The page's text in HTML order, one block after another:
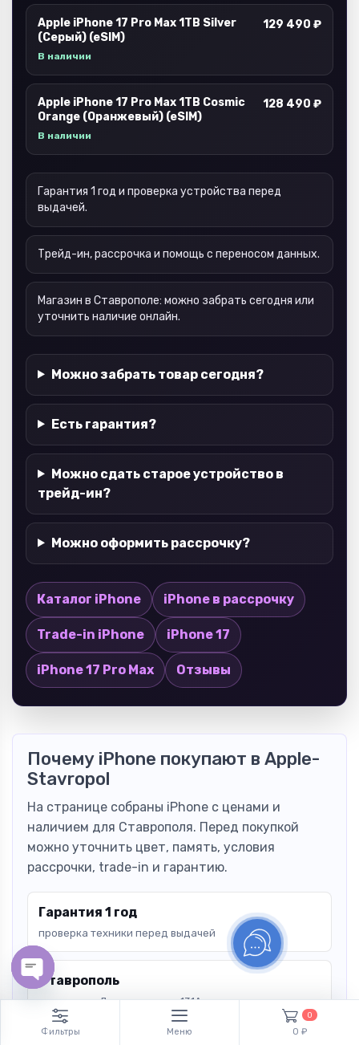
Apple iPhone 17 Pro Max 1TB Silver
(Серый) (eSIM)
В наличии
129 490 ₽
Apple iPhone 17 Pro Max 1TB Cosmic
Orange (Оранжевый) (eSIM)
В наличии
128 490 ₽
Гарантия 1 год и проверка устройства перед
выдачей.
Трейд-ин, рассрочка и помощь с переносом данных.
Магазин в Ставрополе: можно забрать сегодня или
уточнить наличие онлайн.
Можно забрать товар сегодня?
Есть гарантия?
Можно сдать старое устройство в
трейд-ин?
Можно оформить рассрочку?
Каталог iPhone iPhone в рассрочку
Trade-in iPhone iPhone 17
iPhone 17 Pro Max Отзывы
Почему iPhone покупают в Apple-
Stavropol
На странице собраны iPhone с ценами и
наличием для Ставрополя. Перед покупкой
можно уточнить цвет, память, условия
рассрочки, trade-in и гарантию.
Гарантия 1 год
проверка техники перед выдачей
Ставрополь
самовывоз: Дзержинского, 131А
Фильтры Меню
0
0 ₽
Open chaty